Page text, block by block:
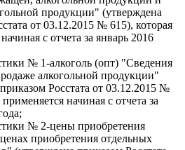
продукции" (утверждена
от 03.12.2015 № 615), которая
с отчета за январь 2016
№ 1-алкоголь (опт) "Сведения
алкогольной продукции"
Росстата от 03.12.2015 №
начиная с отчета за
№ 2-цены приобретения
приобретения отдельных